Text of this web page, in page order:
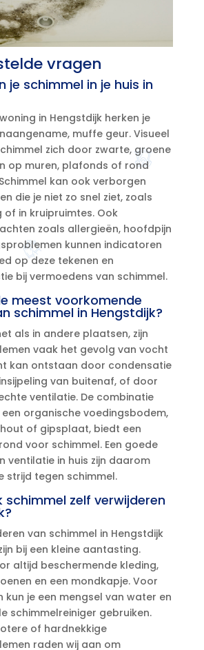
vragen
je schimmel in je huis in
in Hengstdijk herken je
muffe geur.​ Visueel
zich door zwarte, groene
op muren, plafonds of rond
kan ook verborgen
die je niet zo snel ziet, zoals
in kruipruimtes.​ Ook
zoals allergieën, hoofdpijn
kunnen indicatoren
op deze tekenen en
bij vermoedens van schimmel.​
meest voorkomende
schimmel in Hengstdijk?
als in andere plaatsen, zijn
vaak het gevolg van vocht
kan ontstaan door condensatie
van buitenaf, of door
ventilatie.​ De combinatie
organische voedingsbodem,
of gipsplaat, biedt een
voor schimmel.​ Een goede
ventilatie in huis zijn daarom
strijd tegen schimmel.​
schimmel zelf verwijderen
van schimmel in Hengstdijk
bij een kleine aantasting.​
altijd beschermende kleding,
en een mondkapje.​ Voor
kun je een mengsel van water en
schimmelreiniger gebruiken.​
of hardnekkige
raden wij aan om